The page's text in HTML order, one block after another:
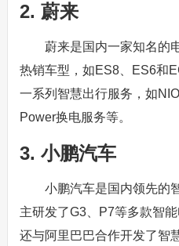
2. 蔚来
蔚来是国内一家知名的
热销车型，如ES8、ES6和
一系列智慧出行服务，如
Power换电服务等。
3. 小鹏汽车
小鹏汽车是国内领先的
主研发了G3、P7等多款智
还与阿里巴巴合作开发了智